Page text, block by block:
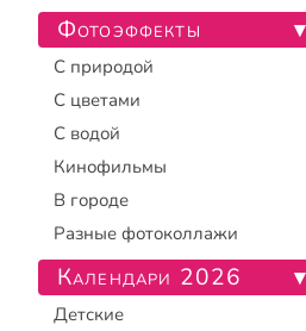
Фотоэффекты ▾
С природой
С цветами
С водой
Кинофильмы
В городе
Разные фотоколлажи
Календари 2026 ▾
Детские